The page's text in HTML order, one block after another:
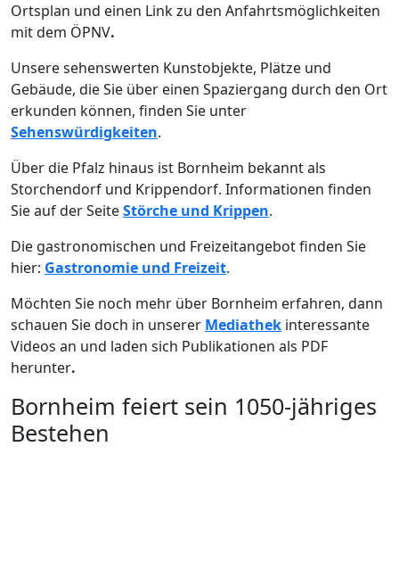
Ortsplan und einen Link zu den Anfahrtsmöglichkeiten
mit dem ÖPNV.
Unsere sehenswerten Kunstobjekte, Plätze und
Gebäude, die Sie über einen Spaziergang durch den Ort
erkunden können, finden Sie unter
Sehenswürdigkeiten.
Über die Pfalz hinaus ist Bornheim bekannt als
Storchendorf und Krippendorf. Informationen finden
Sie auf der SeiteStörche und Krippen.
Die gastronomischen und Freizeitangebot finden Sie
hier: Gastronomie und Freizeit.
Möchten Sie noch mehr über Bornheim erfahren, dann
schauen Sie doch in unserer Mediathek interessante
Videos an und laden sich Publikationen als PDF
herunter.
Bornheim feiert sein 1050-jähriges
Bestehen